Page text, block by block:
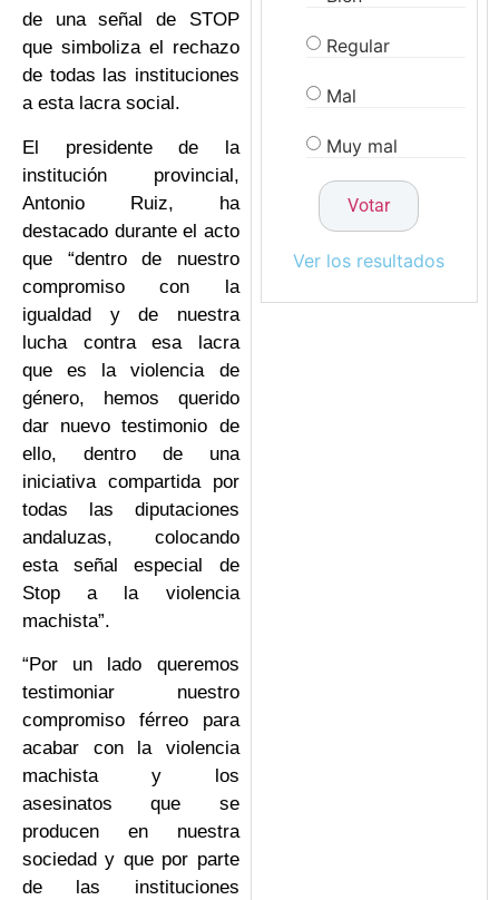
de una señal de STOP
que simboliza el rechazo
de todas las instituciones
a esta lacra social.
El presidente de la
institución provincial,
Antonio Ruiz, ha
destacado durante el acto
que “dentro de nuestro
compromiso con la
igualdad y de nuestra
lucha contra esa lacra
que es la violencia de
género, hemos querido
dar nuevo testimonio de
ello, dentro de una
iniciativa compartida por
todas las diputaciones
andaluzas, colocando
esta señal especial de
Stop a la violencia
machista”.
“Por un lado queremos
testimoniar nuestro
compromiso férreo para
acabar con la violencia
machista y los
asesinatos que se
producen en nuestra
sociedad y que por parte
de las instituciones
Regular
Mal
Muy mal
Ver los resultados